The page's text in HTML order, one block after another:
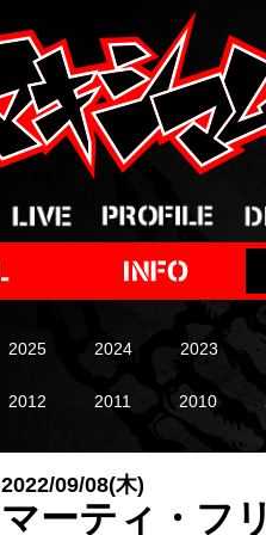
2025 2024 2023
2012 2011 2010
2022/09/08(木)
マーティ・フ